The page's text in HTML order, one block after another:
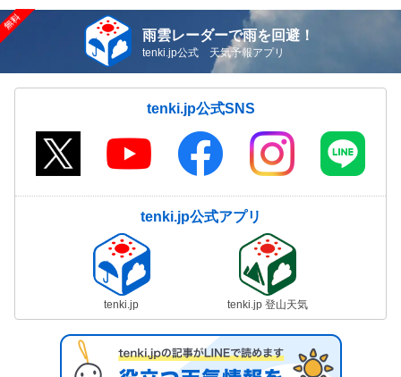
雨雲レーダーで雨を回避！
tenki.jp公式 天気予報アプリ
tenki.jp公式SNS
tenki.jp公式アプリ
tenki.jp tenki.jp 登山天気